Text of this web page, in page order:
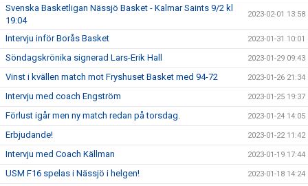
Svenska Basketligan Nässjö Basket - Kalmar Saints 9/2 kl
19:04
2023-02-01 13:58
Intervju inför Borås Basket 2023-01-31 10:01
Söndagskrönika signerad Lars-Erik Hall 2023-01-29 09:43
Vinst i kvällen match mot Fryshuset Basket med 94-72 2023-01-26 21:34
Intervju med coach Engström 2023-01-25 19:37
Förlust igår men ny match redan på torsdag. 2023-01-24 14:05
Erbjudande! 2023-01-22 11:42
Intervju med Coach Källman 2023-01-19 17:44
USM F16 spelas i Nässjö i helgen! 2023-01-18 14:24